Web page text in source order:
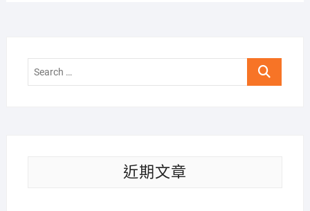
Search
近期文章